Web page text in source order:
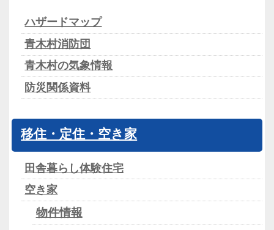
ハザードマップ
青木村消防団
青木村の気象情報
防災関係資料
移住・定住・空き家
田舎暮らし体験住宅
空き家
物件情報